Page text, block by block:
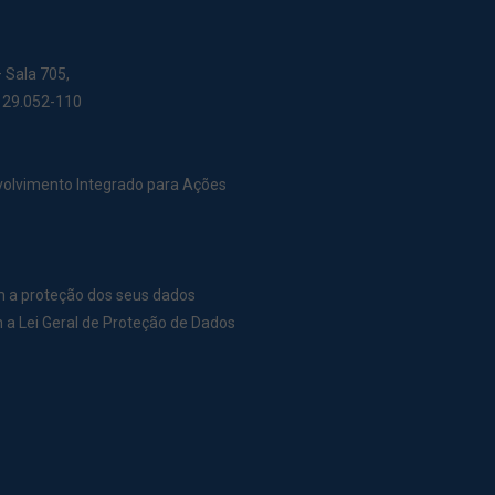
Sala 705,
110
Integrado para Ações
a proteção dos seus dados
Lei Geral de Proteção de Dados